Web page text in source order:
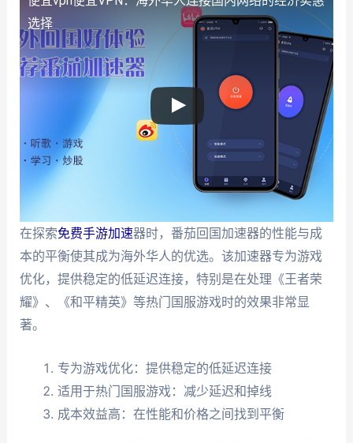
选择
在探索免费手游加速器时，番茄回国加速器的性能与成
本的平衡使其成为海外华人的优选。该加速器专为游戏
优化，提供稳定的低延迟连接，特别是在处理《王者荣
耀》、《和平精英》等热门国服游戏时的效果非常显
著。
专为游戏优化：提供稳定的低延迟连接
适用于热门国服游戏：减少延迟和掉线
成本效益高：在性能和价格之间找到平衡